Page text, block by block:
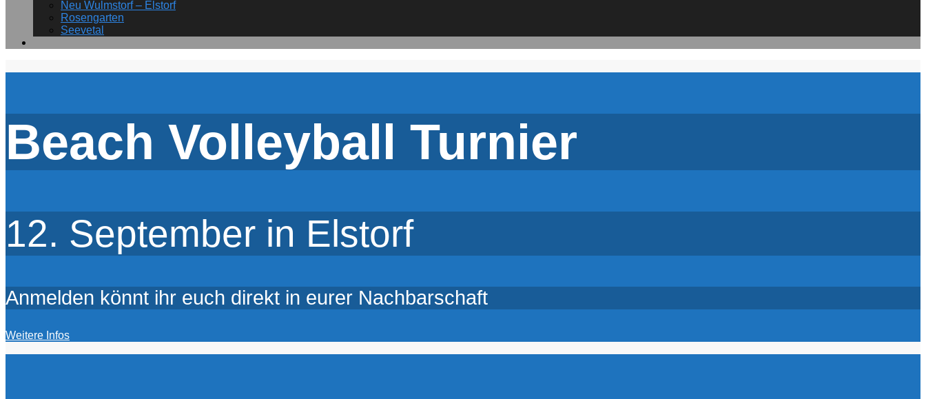
Neu Wulmstorf – Elstorf
Rosengarten
Seevetal
Beach Volleyball Turnier
12. September in Elstorf
Anmelden könnt ihr euch direkt in eurer Nachbarschaft
Weitere Infos